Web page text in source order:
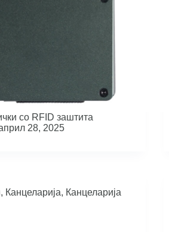
со RFID заштита
28, 2025
, Канцеларија, Канцеларија